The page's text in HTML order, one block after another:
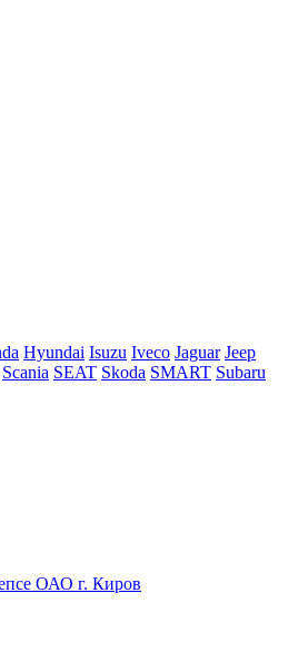
Hyundai Isuzu Iveco Jaguar Jeep
Scania SEAT Skoda SMART Subaru
ОАО г. Киров